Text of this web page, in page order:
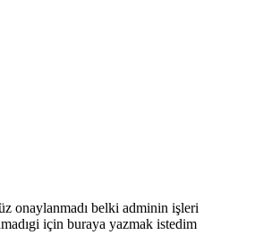
onaylanmadı belki adminin işleri
için buraya yazmak istedim